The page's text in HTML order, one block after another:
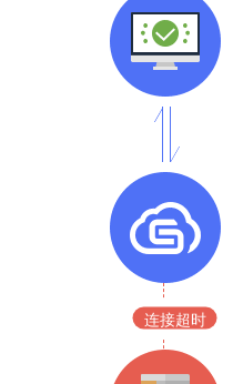
连接超时